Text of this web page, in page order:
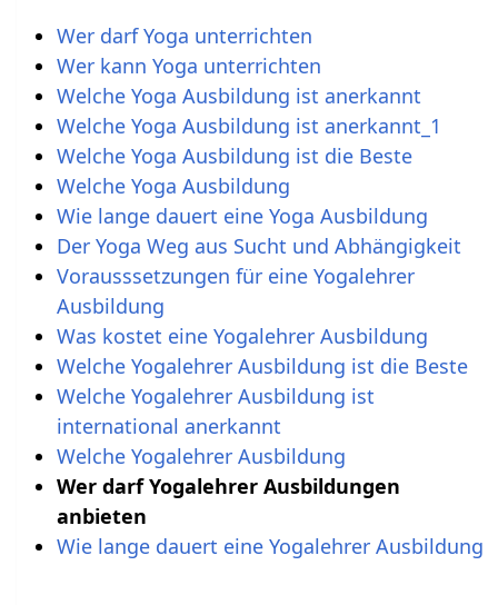
Wer darf Yoga unterrichten
Wer kann Yoga unterrichten
Welche Yoga Ausbildung ist anerkannt
Welche Yoga Ausbildung ist anerkannt_1
Welche Yoga Ausbildung ist die Beste
Welche Yoga Ausbildung
Wie lange dauert eine Yoga Ausbildung
Der Yoga Weg aus Sucht und Abhängigkeit
Vorausssetzungen für eine Yogalehrer
Ausbildung
Was kostet eine Yogalehrer Ausbildung
Welche Yogalehrer Ausbildung ist die Beste
Welche Yogalehrer Ausbildung ist
international anerkannt
Welche Yogalehrer Ausbildung
Wer darf Yogalehrer Ausbildungen
anbieten
Wie lange dauert eine Yogalehrer Ausbildung